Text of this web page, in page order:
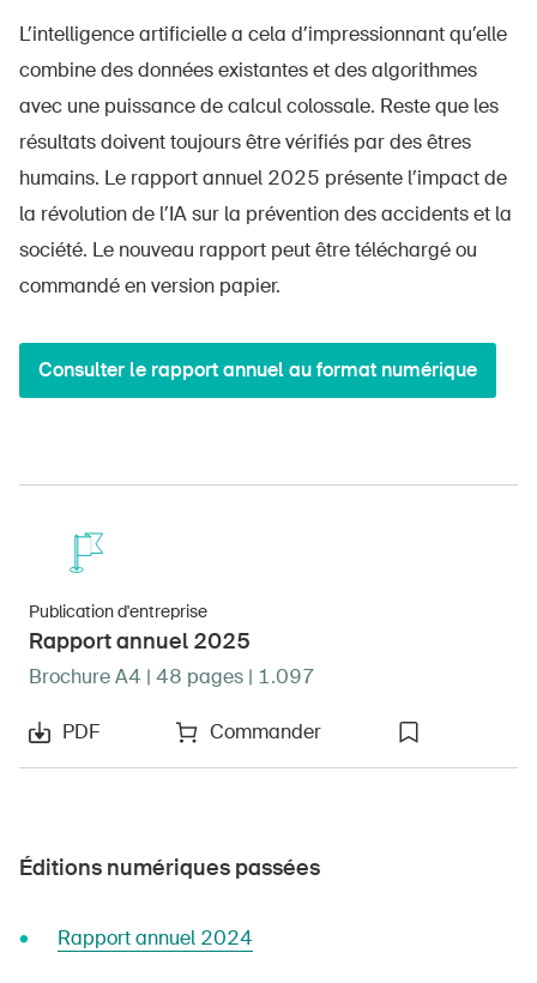
L’intelligence artificielle a cela d’impressionnant qu’elle
combine des données existantes et des algorithmes
avec une puissance de calcul colossale. Reste que les
résultats doivent toujours être vérifiés par des êtres
humains. Le rapport annuel 2025 présente l’impact de
la révolution de l’IA sur la prévention des accidents et la
société. Le nouveau rapport peut être téléchargé ou
commandé en version papier.
Consulter le rapport annuel au format numérique
Publication d'entreprise
Rapport annuel 2025
Brochure A4 | 48 pages | 1.097
PDF Commander
Éditions numériques passées
Rapport annuel 2024